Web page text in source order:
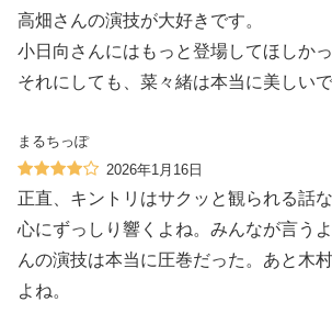
高畑さんの演技が大好きです。
小日向さんにはもっと登場してほしかっ
それにしても、菜々緒は本当に美しいで
まるちっぽ
2026年1月16日
正直、キントリはサクッと観られる話
心にずっしり響くよね。みんなが言う
んの演技は本当に圧巻だった。あと木
よね。